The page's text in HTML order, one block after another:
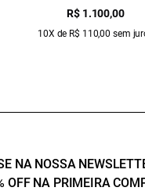
R$ 1.100,00
10X de R$ 110,00 sem
NA NOSSA
OFF NA PRIMEIRA